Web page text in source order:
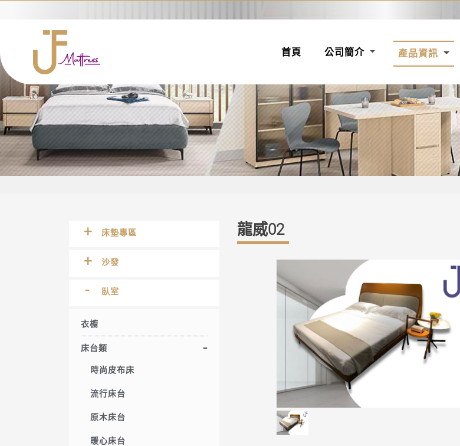
首頁(CURRENT)
公司簡介 產品資訊
床墊專區
沙發
臥室
衣櫥
床台類
時尚皮布床
流行床台
原木床台
暖心床台
龍威02